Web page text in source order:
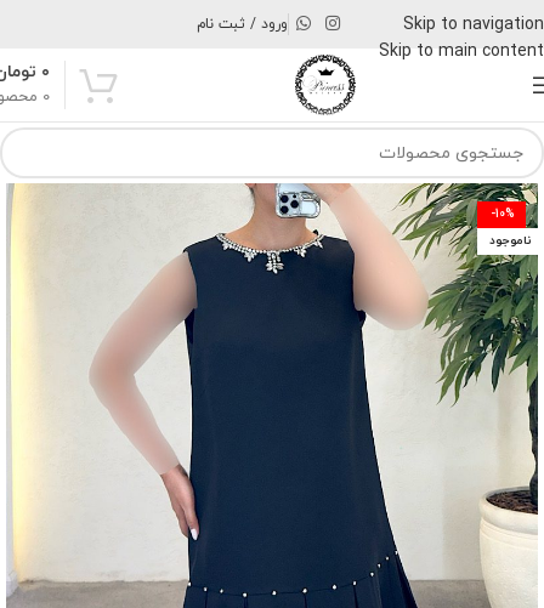
Skip to navigation
Skip to main content
ورود / ثبت نام
0
۰
-10%
ناموجود